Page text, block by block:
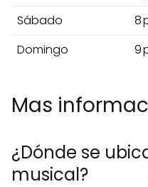
Sábado
8
Domingo
9
Mas
¿Dónde se
musical?